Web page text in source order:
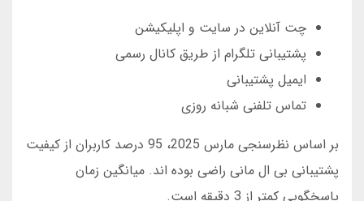
چت آنلاین در سایت و اپلیکیشن
پشتیبانی تلگرام از طریق کانال رسمی
ایمیل پشتیبانی
تماس تلفنی شبانه روزی
بر اساس نظرسنجی مارس 2025، 95 درصد کاربران از کیفیت
پشتیبانی بی ال مانی راضی بوده اند. میانگین زمان
پاسخگویی کمتر از 3 دقیقه است.